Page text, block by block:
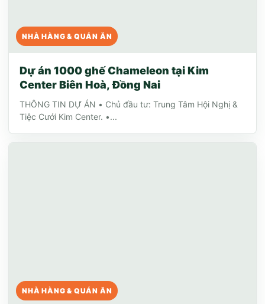
NHÀ HÀNG & QUÁN ĂN
Dự án 1000 ghế Chameleon tại Kim
Center Biên Hoà, Đồng Nai
THÔNG TIN DỰ ÁN • Chủ đầu tư: Trung Tâm Hội Nghị &
Tiệc Cưới Kim Center. •...
NHÀ HÀNG & QUÁN ĂN